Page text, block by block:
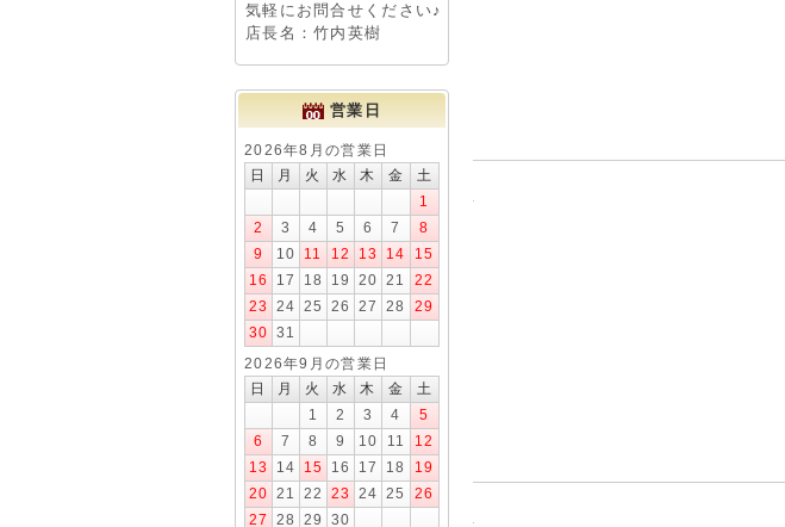
気軽にお問合せください♪
店長名：竹内英樹
営業日
2026年8月の営業日
日
月 火 水 木 金
土
1
2
3 4 5 6 7
8
9
10 11 12 13 14
15
16
17 18 19 20 21
22
23 24 25 26 27 28
29
30 31
2026年9月の営業日
日
月 火 水 木 金
土
1
2 3 4
5
6
7 8 9 10 11
12
13
14 15 16 17 18
19
20 21 22 23 24 25
26
27
28 29 30